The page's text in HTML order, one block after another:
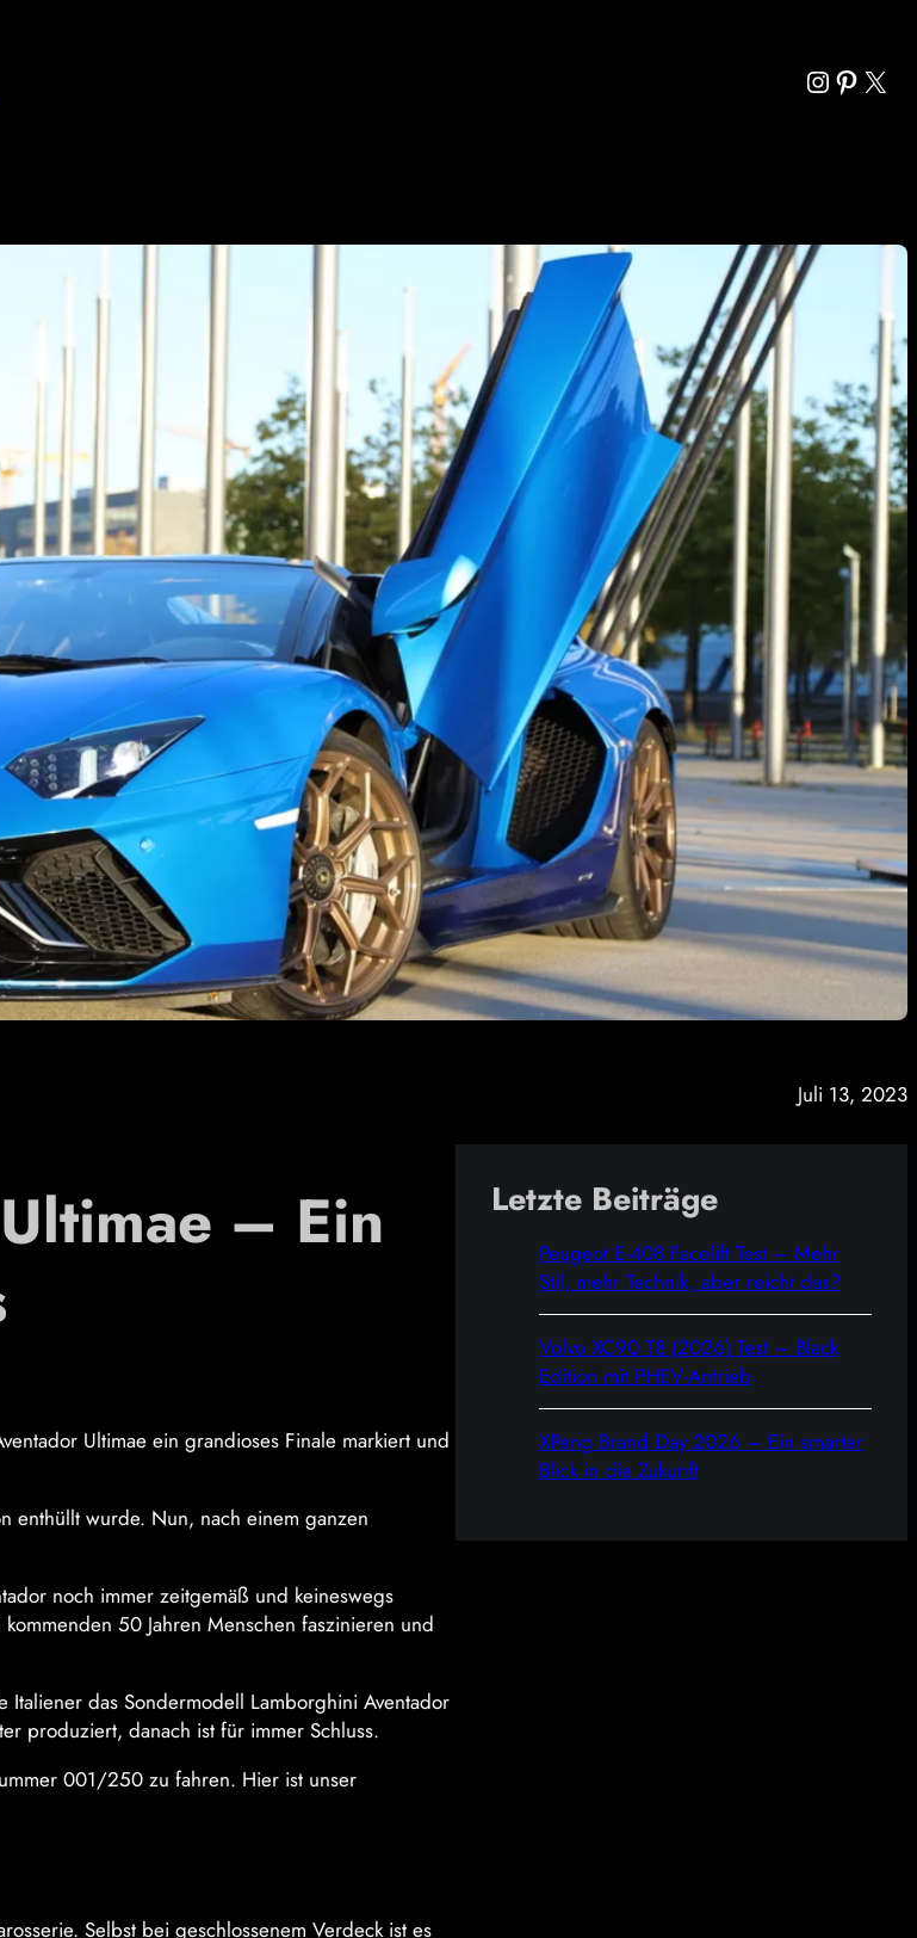
X
Juli 13, 2023
– Ein
Ultimae ein grandioses Finale markiert und
enthüllt wurde. Nun, nach einem ganzen
noch immer zeitgemäß und keineswegs
50 Jahren Menschen faszinieren und
das Sondermodell Lamborghini Aventador
produziert, danach ist für immer Schluss.
001/250 zu fahren. Hier ist unser
Selbst bei geschlossenem Verdeck ist es
Letzte Beiträge
Peugeot E-408 Facelift Test – Mehr
Stil, mehr Technik, aber reicht das?
Volvo XC90 T8 (2026) Test – Black
Edition mit PHEV-Antrieb
XPeng Brand Day 2026 – Ein smarter
Blick in die Zukunft